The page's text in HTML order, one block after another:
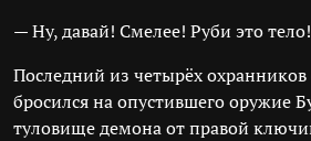
— Ну, давай! Смелее! Руби это тело!
Последний из четырёх
бросился на опустившего оружие
туловище демона от правой